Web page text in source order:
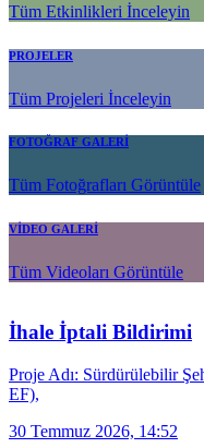
Tüm Etkinlikleri İnceleyin
PROJELER
Tüm Projeleri İnceleyin
FOTOĞRAF GALERİ
Tüm Fotoğrafları Görüntüle
VİDEO GALERİ
Tüm Videoları Görüntüle
İhale İptali Bildirimi
Proje Adı: Sürdürülebilir
EF),
30 Temmuz 2026, 14:52